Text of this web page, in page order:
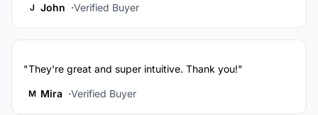
J John Verified Buyer
"They're great and super intuitive. Thank you!"
M Mira Verified Buyer